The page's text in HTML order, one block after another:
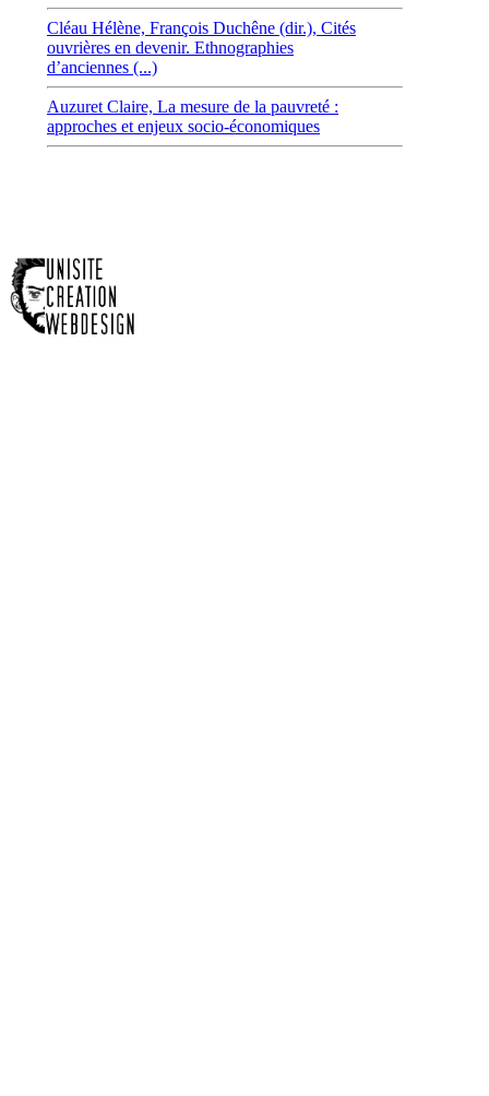
Cléau Hélène, François Duchêne (dir.), Cités
ouvrières en devenir. Ethnographies
d’anciennes (...)
Auzuret Claire, La mesure de la pauvreté :
approches et enjeux socio-économiques